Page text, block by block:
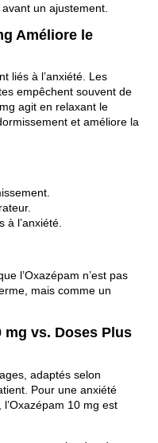
un ajustement.
Améliore le
liés à l’anxiété. Les
empêchent souvent de
agit en relaxant le
et améliore la
à l’anxiété.
l’Oxazépam n’est pas
mais comme un
vs. Doses Plus
adaptés selon
Pour une anxiété
10 mg est